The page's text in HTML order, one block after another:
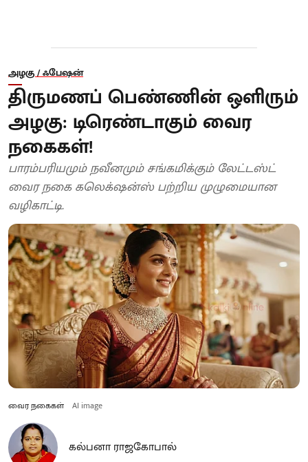
அழகு / ஃபேஷன்
திருமணப் பெண்ணின் ஒளிரும்
அழகு: டிரெண்டாகும் வைர
நகைகள்!
பாரம்பரியமும் நவீனமும் சங்கமிக்கும் லேட்டஸ்ட்
வைர நகை கலெக்‌ஷன்ஸ் பற்றிய முழுமையான
வழிகாட்டி.
வைர நகைகள் AI image
கல்பனா ராஜகோபால்